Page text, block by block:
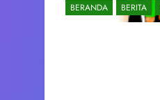
BERANDA BERITA